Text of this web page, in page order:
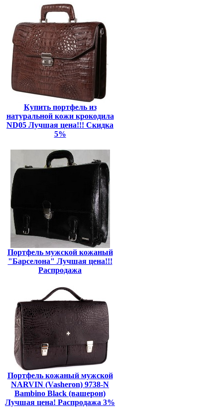
Купить портфель из
натуральной кожи крокодила
ND05 Лучшая цена!!! Скидка
5%
Портфель мужской кожаный
"Барселона" Лучшая цена!!!
Распродажа
Портфель кожаный мужской
NARVIN (Vasheron) 9738-N
Bambino Black (вашерон)
Лучшая цена! Распродажа 3%